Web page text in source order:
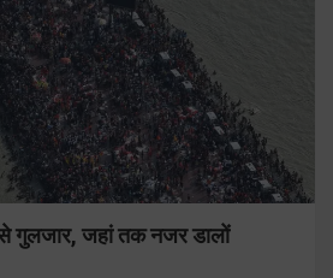
से गुलजार, जहां तक नजर डालों